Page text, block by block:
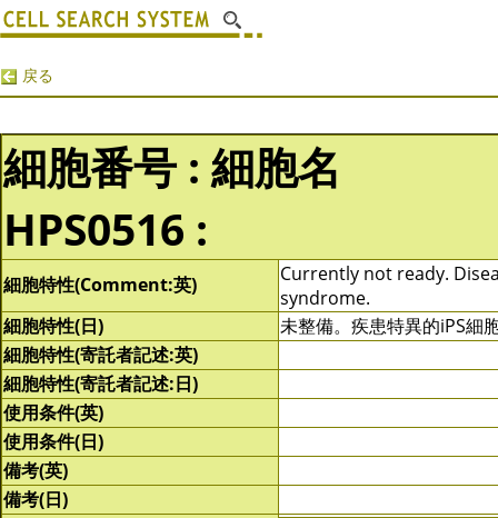
戻る
細胞番号 : 細胞名
HPS0516 :
細胞特性(Comment:英)
Currently not ready.
syndrome.
細胞特性(日)
未整備。疾患特異的iPS細
細胞特性(寄託者記述:英)
細胞特性(寄託者記述:日)
使用条件(英)
使用条件(日)
備考(英)
備考(日)